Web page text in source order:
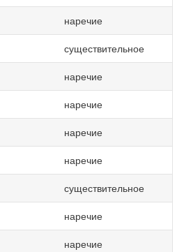
наречие
существительное
наречие
наречие
наречие
наречие
существительное
наречие
наречие